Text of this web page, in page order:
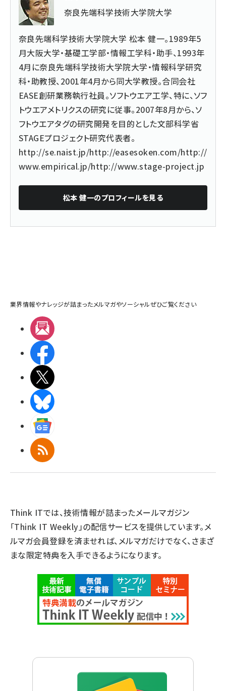
奈良先端科学技術大学院大学
奈良先端科学技術大学院大学 松本 健一。1989年5
月大阪大学・基礎工学部・情報工学科・助手、1993年
4月に奈良先端科学技術大学院大学・情報科学研究
科・助教授、2001年4月から同大学教授。合同会社
EASE創研業務執行社員。ソフトウエア工学、特に、ソフ
トウエアメトリクスの研究に従事。2007年8月から、ソ
フトウエアタグの研究開発を目的とした文部科学省
STAGEプロジェクト研究代表者。
http://se.naist.jp/http://easesoken.com/http://
www.empirical.jp/http://www.stage-project.jp
松本 健一のプロフィールを見る
業界情報やナレッジが詰まったメルマガやソーシャルぜひご覧ください
RSS
Think ITでは、技術情報が詰まったメールマガジン
「Think IT Weekly」の配信サービスを提供しています。メ
ルマガ会員登録を済ませれば、メルマガだけでなく、さまざ
まな限定特典を入手できるようになります。